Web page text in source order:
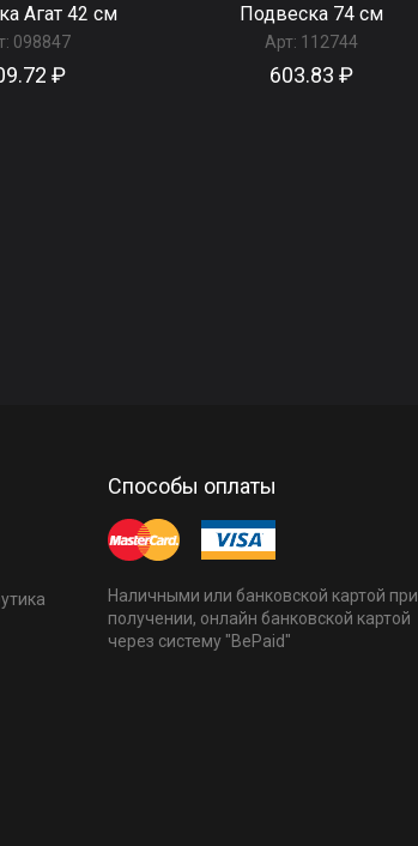
Агат 42 см
098847
₽
Подвеска 74 см
Арт: 112744
603.83 ₽
Способы оплаты
Наличными или банковской картой при
получении, онлайн банковской картой
через систему "BePaid"